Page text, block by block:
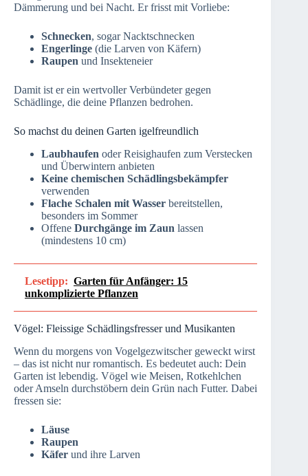
Dämmerung und bei Nacht. Er frisst mit Vorliebe:
Schnecken, sogar Nacktschnecken
Engerlinge (die Larven von Käfern)
Raupen und Insekteneier
Damit ist er ein wertvoller Verbündeter gegen
Schädlinge, die deine Pflanzen bedrohen.
So machst du deinen Garten igelfreundlich
Laubhaufen oder Reisighaufen zum Verstecken
und Überwintern anbieten
Keine chemischen Schädlingsbekämpfer
verwenden
Flache Schalen mit Wasser bereitstellen,
besonders im Sommer
Offene Durchgänge im Zaun lassen
(mindestens 10 cm)
Lesetipp: Garten für Anfänger: 15
unkomplizierte Pflanzen
Vögel: Fleissige Schädlingsfresser und Musikanten
Wenn du morgens von Vogelgezwitscher geweckt wirst
– das ist nicht nur romantisch. Es bedeutet auch: Dein
Garten ist lebendig. Vögel wie Meisen, Rotkehlchen
oder Amseln durchstöbern dein Grün nach Futter. Dabei
fressen sie:
Läuse
Raupen
Käfer und ihre Larven